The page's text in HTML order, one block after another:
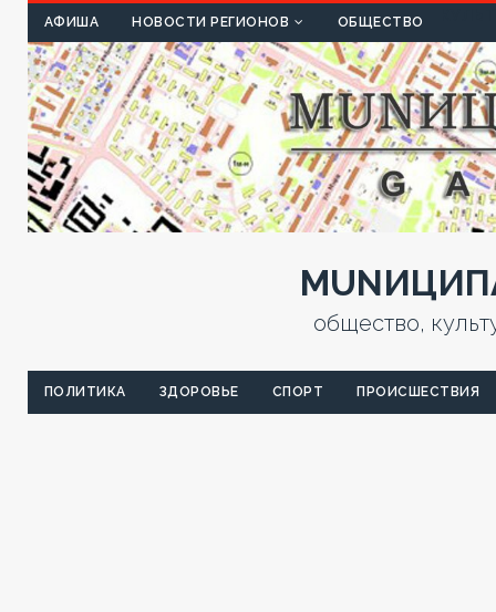
АФИША НОВОСТИ РЕГИОНОВ ОБЩЕСТВО
общество,
ПОЛИТИКА ЗДОРОВЬЕ СПОРТ ПРОИСШЕСТВИЯ